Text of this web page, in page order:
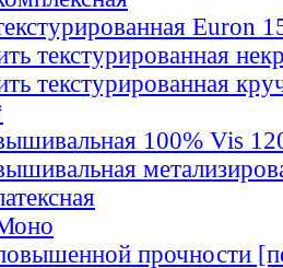
Euron
текстурированная
текстурированная
100% Vis
прочности